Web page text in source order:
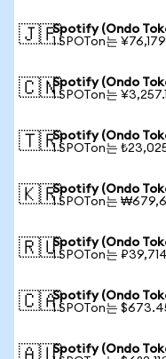
🇯🇵Spotify (Ondo
1 SPOTon는
🇨🇳Spotify (Ondo
1 SPOTon는
🇹🇷Spotify (Ondo
1 SPOTon는
🇰🇷Spotify (Ondo
1 SPOTon는
🇷🇺Spotify (Ondo
1 SPOTon는
🇨🇦Spotify (Ondo
1 SPOTon는
Spotify (Ondo